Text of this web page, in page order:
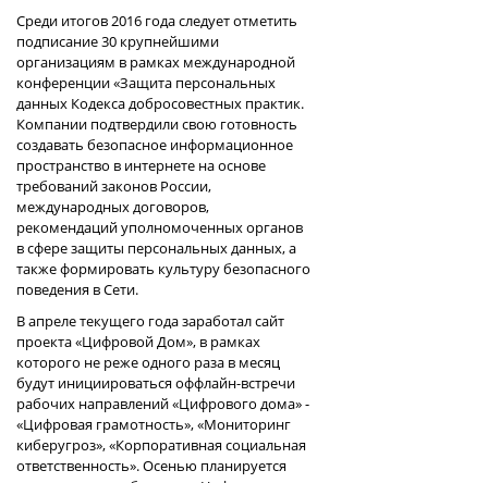
Среди итогов 2016 года следует отметить
подписание 30 крупнейшими
организациям в рамках международной
конференции «Защита персональных
данных Кодекса добросовестных практик.
Компании подтвердили свою готовность
создавать безопасное информационное
пространство в интернете на основе
требований законов России,
международных договоров,
рекомендаций уполномоченных органов
в сфере защиты персональных данных, а
также формировать культуру безопасного
поведения в Сети.
В апреле текущего года заработал сайт
проекта «Цифровой Дом», в рамках
которого не реже одного раза в месяц
будут инициироваться оффлайн-встречи
рабочих направлений «Цифрового дома» -
«Цифровая грамотность», «Мониторинг
киберугроз», «Корпоративная социальная
ответственность». Осенью планируется